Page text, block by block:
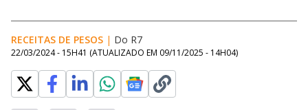
RECEITAS DE PESOS | Do R7
22/03/2024 - 15H41 (ATUALIZADO EM 09/11/2025 - 14H04)